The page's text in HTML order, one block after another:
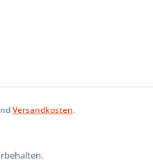
Versandkosten.